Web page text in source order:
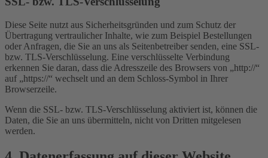
Diese Seite nutzt aus Sicherheitsgründen und zum Schutz der
Übertragung vertraulicher Inhalte, wie zum Beispiel Bestellungen
oder Anfragen, die Sie an uns als Seitenbetreiber senden, eine SSL-
bzw. TLS-Verschlüsselung. Eine verschlüsselte Verbindung
erkennen Sie daran, dass die Adresszeile des Browsers von „http://“
auf „https://“ wechselt und an dem Schloss-Symbol in Ihrer
Browserzeile.
Wenn die SSL- bzw. TLS-Verschlüsselung aktiviert ist, können die
Daten, die Sie an uns übermitteln, nicht von Dritten mitgelesen
werden.